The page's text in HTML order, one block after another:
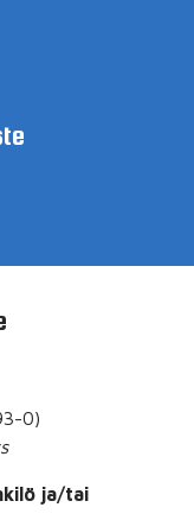
0)
ja/tai